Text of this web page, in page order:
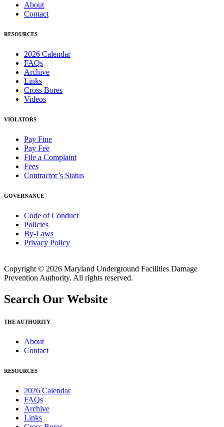
About
Contact
RESOURCES
2026 Calendar
FAQs
Archive
Links
Cross Bores
Videos
VIOLATORS
Pay Fine
Pay Fee
File a Complaint
Fees
Contractor’s Status
GOVERNANCE
Code of Conduct
Policies
By-Laws
Privacy Policy
Copyright © 2026 Maryland Underground Facilities Damage
Prevention Authority. All rights reserved.
Search Our Website
THE AUTHORITY
About
Contact
RESOURCES
2026 Calendar
FAQs
Archive
Links